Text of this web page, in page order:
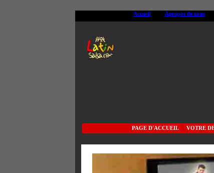
Accueil Apropos de nous
PAGE D'ACCUEIL VOTRE